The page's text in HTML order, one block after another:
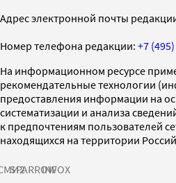
Адрес электронной почты
Номер телефона редакции: +7
На информационном ресурсе
рекомендательные технологии
предоставления информации на
систематизации и анализа
к предпочтениям пользователей
находящихся на территории
SPARROWINFOX